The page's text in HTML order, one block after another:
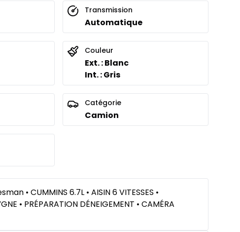
mois
À partir de :
632$/Sem.
Transmission
Automatique
Couleur
Ext. : Blanc
Int. : Gris
Catégorie
Camion
• CUMMINS 6.7L • AISIN 6 VITESSES •
• PRÉPARATION DÉNEIGEMENT • CAMÉRA